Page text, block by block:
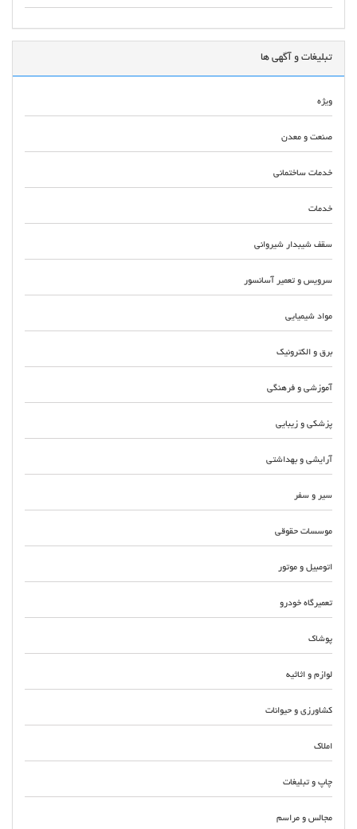
تبلیغات و آگهی ها
ویژه
صنعت و معدن
خدمات ساختمانی
خدمات
سقف شیبدار شیروانی
سرویس و تعمیر آسانسور
مواد شیمیایی
برق و الکترونیک
آموزشی و فرهنگی
پزشکی و زیبایی
آرایشی و بهداشتی
سیر و سفر
موسسات حقوقی
اتومبیل و موتور
تعمیرگاه خودرو
پوشاک
لوازم و اثاثیه
کشاورزی و حیوانات
املاک
چاپ و تبلیغات
مجالس و مراسم